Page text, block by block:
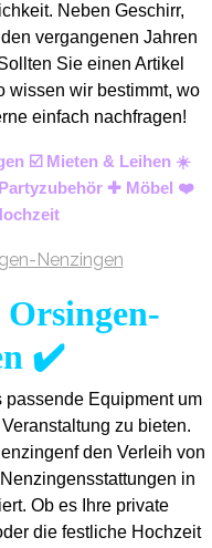
Neben Geschirr,
vergangenen Jahren
Sie einen Artikel
wissen wir bestimmt, wo
einfach nachfragen!
☑️ Mieten & Leihen ☀️
✚ Möbel ❤️
✔️
passende Equipment um
zu bieten.
den Verleih von
stattungen in
Ob es Ihre private
die festliche Hochzeit